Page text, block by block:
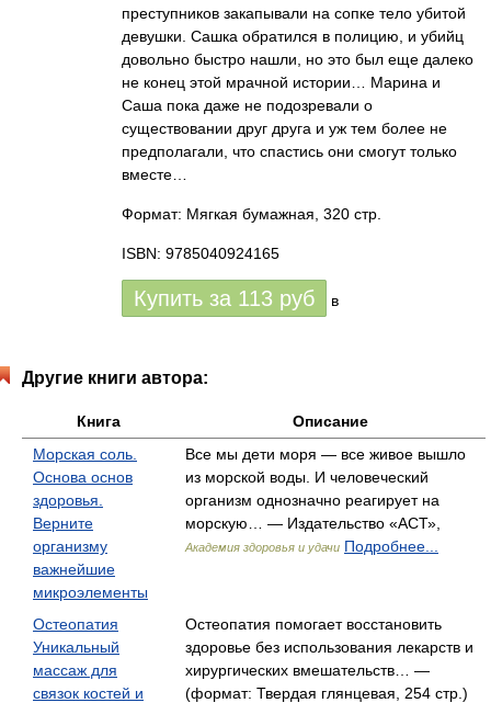
преступников закапывали на сопке тело убитой
девушки. Сашка обратился в полицию, и убийц
довольно быстро нашли, но это был еще далеко
не конец этой мрачной истории… Марина и
Саша пока даже не подозревали о
существовании друг друга и уж тем более не
предполагали, что спастись они смогут только
вместе…
Формат: Мягкая бумажная, 320 стр.
ISBN: 9785040924165
Купить за 113 руб в
Другие книги автора:
Книга
Описание
Морская соль.
Основа основ
здоровья.
Верните
организму
важнейшие
микроэлементы
Все мы дети моря — все живое вышло
из морской воды. И человеческий
организм однозначно реагирует на
морскую… — Издательство «АСТ»,
Академия здоровья и удачи Подробнее...
Остеопатия
Уникальный
массаж для
связок костей и
Остеопатия помогает восстановить
здоровье без использования лекарств и
хирургических вмешательств… —
(формат: Твердая глянцевая, 254 стр.)